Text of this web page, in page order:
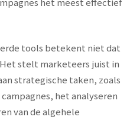
tools betekent niet dat
stelt marketeers juist in
strategische taken, zoals
het analyseren
van de algehele